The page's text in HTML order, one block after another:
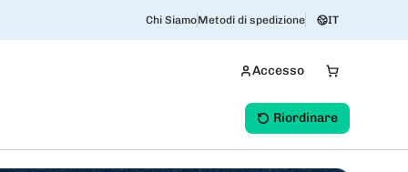
Chi SiamoMetodi di spedizione IT
Accesso
Riordinare